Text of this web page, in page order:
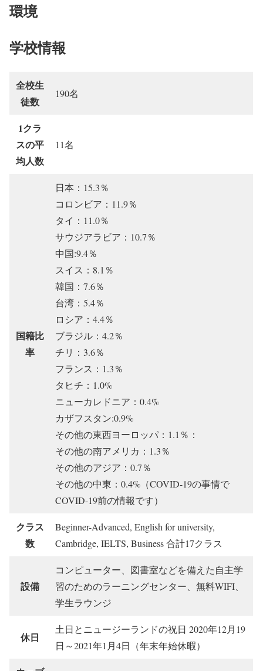
環境
学校情報
全校生
徒数
190名
1クラ
スの平
均人数
11名
国籍比
率
日本：15.3％
コロンビア：11.9％
タイ：11.0％
サウジアラビア：10.7％
中国:9.4％
スイス：8.1％
韓国：7.6％
台湾：5.4％
ロシア：4.4％
ブラジル：4.2％
チリ：3.6％
フランス：1.3％
タヒチ：1.0%
ニューカレドニア：0.4%
カザフスタン:0.9%
その他の東西ヨーロッパ：1.1％：
その他の南アメリカ：1.3％
その他のアジア：0.7％
その他の中東：0.4%（COVID-19の事情で
COVID-19前の情報です）
クラス
数
Beginner-Advanced, English for university,
Cambridge, IELTS, Business 合計17クラス
設備
コンピューター、図書室などを備えた自主学
習のためのラーニングセンター、無料WIFI、
学生ラウンジ
休日
土日とニュージーランドの祝日 2020年12月19
日～2021年1月4日（年末年始休暇）